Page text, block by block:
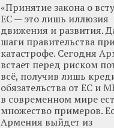
«Принятие закона о
ЕС — это лишь иллюзия
движения и развития.
шаги правительства
катастрофе. Сегодня
встает перед риском
всё, получив лишь
обязательства от ЕС и
в современном мире
множество примеров.
Армения выйдет из